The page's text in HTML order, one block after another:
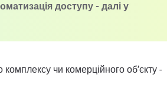
доступу - далі у
чи комерційного об’єкту -